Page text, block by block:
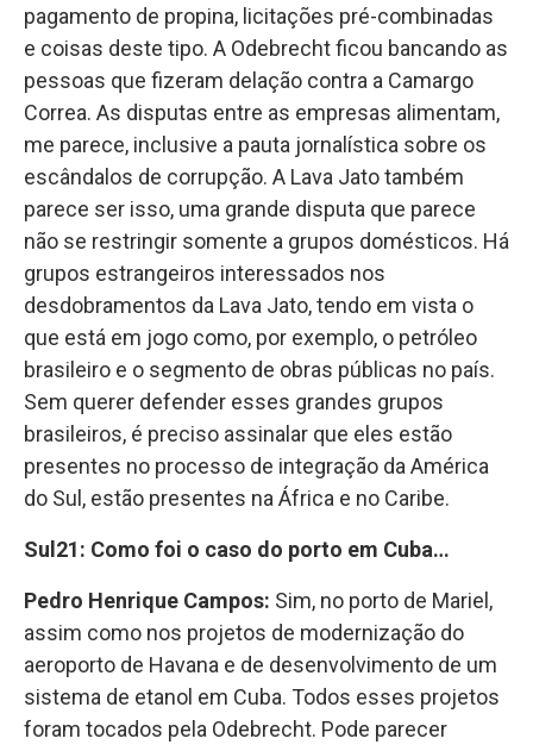
pagamento de propina, licitações pré-combinadas
e coisas deste tipo. A Odebrecht ficou bancando as
pessoas que fizeram delação contra a Camargo
Correa. As disputas entre as empresas alimentam,
me parece, inclusive a pauta jornalística sobre os
escândalos de corrupção. A Lava Jato também
parece ser isso, uma grande disputa que parece
não se restringir somente a grupos domésticos. Há
grupos estrangeiros interessados nos
desdobramentos da Lava Jato, tendo em vista o
que está em jogo como, por exemplo, o petróleo
brasileiro e o segmento de obras públicas no país.
Sem querer defender esses grandes grupos
brasileiros, é preciso assinalar que eles estão
presentes no processo de integração da América
do Sul, estão presentes na África e no Caribe.
Sul21: Como foi o caso do porto em Cuba…
Pedro Henrique Campos: Sim, no porto de Mariel,
assim como nos projetos de modernização do
aeroporto de Havana e de desenvolvimento de um
sistema de etanol em Cuba. Todos esses projetos
foram tocados pela Odebrecht. Pode parecer